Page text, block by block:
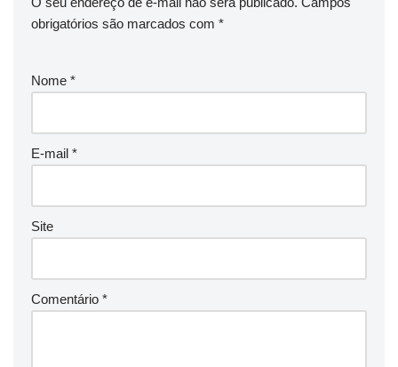
obrigatórios são marcados com *
Nome *
E-mail *
Site
Comentário *